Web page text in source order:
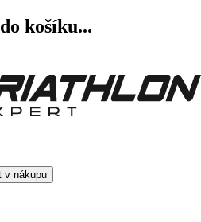
košíku...
v nákupu